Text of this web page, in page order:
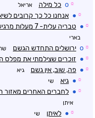
☼
o כל מילה אריאל
☼
● אנחנו כל כך קרובים לשיא
☼
● טבריה עלית- 7 מעלות מרגיש כמו 6 עם רוחות בינוניות וגשם בינוני/ קל
בארי
☼
o ירושלים התחדש הגשם
☼
● זוכרים שצילמתי את
☼
● פה, שוב, אין גשם גיא
☼
● גיא שי
☼
● לחברים האחרים מאזור
איתן
☼
● לאיתן שי